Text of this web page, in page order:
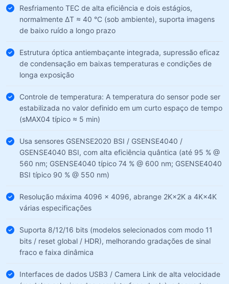
Resfriamento TEC de alta eficiência e dois estágios,
normalmente ΔT ≈ 40 °C (sob ambiente), suporta imagens
de baixo ruído a longo prazo
Estrutura óptica antiembaçante integrada, supressão eficaz
de condensação em baixas temperaturas e condições de
longa exposição
Controle de temperatura: A temperatura do sensor pode ser
estabilizada no valor definido em um curto espaço de tempo
(sMAX04 típico ≈ 5 min)
Usa sensores GSENSE2020 BSI / GSENSE4040 /
GSENSE4040 BSI, com alta eficiência quântica (até 95 % @
560 nm; GSENSE4040 típico 74 % @ 600 nm; GSENSE4040
BSI típico 90 % @ 550 nm)
Resolução máxima 4096 × 4096, abrange 2K×2K a 4K×4K
várias especificações
Suporta 8/12/16 bits (modelos selecionados com modo 11
bits / reset global / HDR), melhorando gradações de sinal
fraco e faixa dinâmica
Interfaces de dados USB3 / Camera Link de alta velocidade